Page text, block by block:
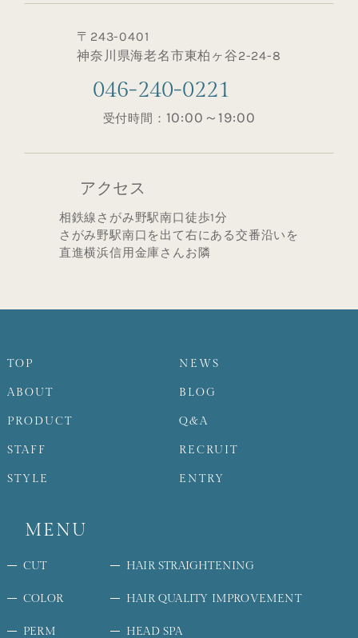
〒243-0401
神奈川県海老名市東柏ヶ谷2-24-8
046-240-0221
受付時間： 10:00～19:00
アクセス
相鉄線さがみ野駅南口徒歩1分
さがみ野駅南口を出て右にある交番沿いを
直進横浜信用金庫さんお隣
TOP
ABOUT
PRODUCT
STAFF
STYLE
NEWS
BLOG
Q&A
RECRUIT
ENTRY
MENU
CUT HAIR STRAIGHTENING
COLOR HAIR QUALITY IMPROVEMENT
PERM HEAD SPA